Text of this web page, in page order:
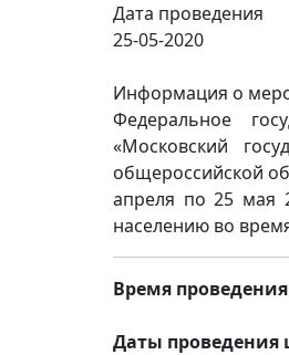
Дата проведения
25-05-2020
Информация о
Федеральное
«Московский
общероссийской
апреля по 25 мая
населению во
Время
Даты проведения